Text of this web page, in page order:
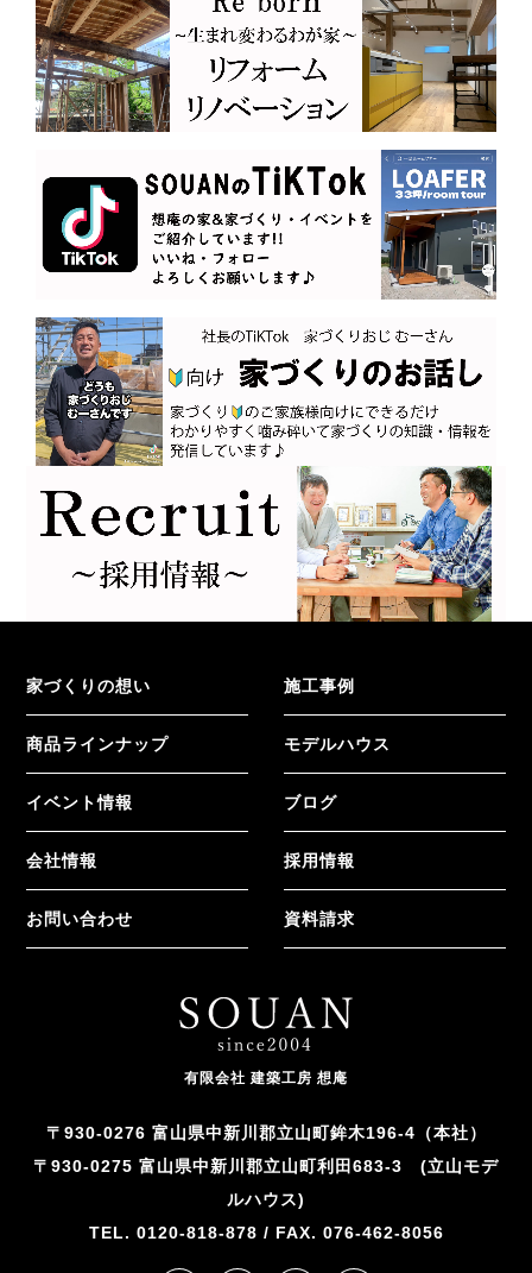
家づくりの想い 施工事例
商品ラインナップ モデルハウス
イベント情報 ブログ
会社情報 採用情報
お問い合わせ 資料請求
有限会社 建築工房 想庵
〒930-0276 富山県中新川郡立山町鉾木196-4（本社）
〒930-0275 富山県中新川郡立山町利田683-3 (立山モデ
ルハウス)
TEL. 0120-818-878 / FAX. 076-462-8056